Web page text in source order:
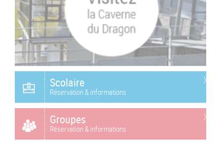
Scolaire
Réservation & informations
Groupes
Réservation & informations